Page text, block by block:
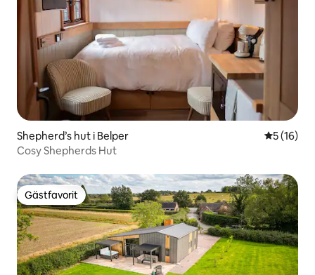
Shepherd’s hut i Belper 5 av 5 i
5 (16)
Cosy Shepherds Hut
Gästfavorit
Gästfavorit